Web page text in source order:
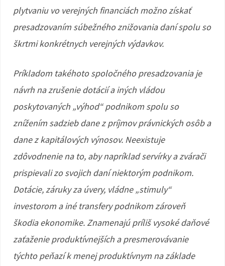
plytvaniu vo verejných financiách možno získať
presadzovaním súbežného znižovania daní spolu so
škrtmi konkrétnych verejných výdavkov.
Príkladom takéhoto spoločného presadzovania je
návrh na zrušenie dotácií a iných vládou
poskytovaných „výhod“ podnikom spolu so
znížením sadzieb dane z príjmov právnických osôb a
dane z kapitálových výnosov. Neexistuje
zdôvodnenie na to, aby napríklad servírky a zvárači
prispievali zo svojich daní niektorým podnikom.
Dotácie, záruky za úvery, vládne „stimuly“
investorom a iné transfery podnikom zároveň
škodia ekonomike. Znamenajú príliš vysoké daňové
zaťaženie produktívnejších a presmerovávanie
týchto peňazí k menej produktívnym na základe